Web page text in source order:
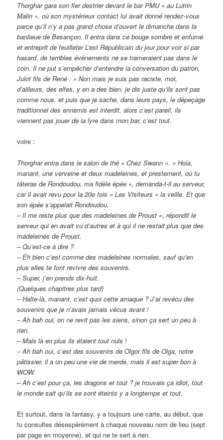
Thorghar gara son fier destrier devant le bar PMU « au Lutrin
Malin », où son mystérieux contact lui avait donné rendez-vous
parce qu’il n’y a pas grand chose d’ouvert le dimanche dans la
banlieue de Besançon. Il entra dans ce bouge sombre et enfumé
et entreprit de feuilleter L’est Républicain du jour pour voir si par
hasard, de terribles événements ne se trameraient pas dans le
coin. Il ne put s’empêcher d’entendre la conversation du patron,
Julot fils de René : « Non mais je suis pas raciste, moi,
d’ailleurs, des elfes, y en a des bien, je dis juste qu’ils sont pas
comme nous, et puis que je sache, dans leurs pays, le dépeçage
traditionnel des ennemis est interdit, alors c’est pareil, ils
viennent pas jouer de la lyre dans mon bar, c’est tout.
voire :
Thorghar entra dans le salon de thé « Chez Swann ». « Hola,
manant, une verveine et deux madeleines, et prestement, où tu
tâteras de Rondoudou, ma fidèle épée », demanda-t-il au serveur,
car il avait revu pour la 20e fois « Les Visiteurs » la veille. Et que
son épée s’appelait Rondoudou.
– Il me reste plus que des madeleines de Proust », répondit le
serveur qui en avait vu d’autres et à qui il ne restait plus que des
madeleines de Proust.
– Qu’est-ce à dire ?
– Eh bien c’est comme des madeleines normales, sauf qu’en
plus elles te font revivre des souvenirs.
– Super, j’en prends dix-huit.
(Quelques chapitres plus tard)
– Halte-là, manant, c’est quoi cette arnaque ? J’ai revécu des
souvenirs que je n’avais jamais vécus avant !
– Ah bah oui, on ne revit pas les siens, sinon ça sert un peu à
rien.
– Mais là en plus ils étaient tout nuls !
– Ah bah oui, c’est des souvenirs de Olgor fils de Olga, notre
pâtissier, il a un peu une vie de merde, mais il est super bon à
WOW.
– Ah c’est pour ça, les dragons et tout ? je trouvais ça idiot, tout
le monde sait qu’ils se sont éteints y a longtemps et tout.
Et surtout, dans la fantasy, y a toujours une carte, au début, que
tu consultes désespérément à chaque nouveau nom de lieu (sept
par page en moyenne), et qui ne te sert à rien.